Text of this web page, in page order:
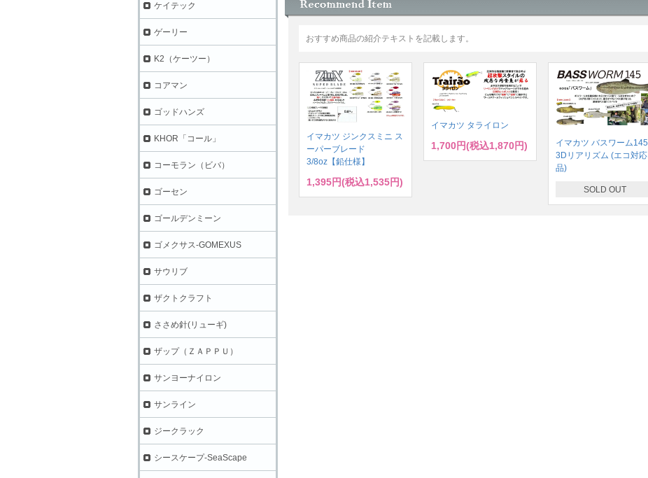
おすすめ商品の紹介テキストを記載します。
イマカツ ジンクスミニ ス
ーパーブレード
3/8oz【鉛仕様】
1,395円(税込1,535円)
イマカツ タライロン
1,700円(税込1,870円)
イマカツ バスワーム145
3Dリアリズム (エコ対応
品)
SOLD OUT
ケイテック
ゲーリー
K2（ケーツー）
コアマン
ゴッドハンズ
KHOR「コール」
コーモラン（ビバ）
ゴーセン
ゴールデンミーン
ゴメクサス-GOMEXUS
サウリブ
ザクトクラフト
ささめ針(リューギ)
ザップ（ＺＡＰＰＵ）
サンヨーナイロン
サンライン
ジークラック
シースケープ-SeaScape